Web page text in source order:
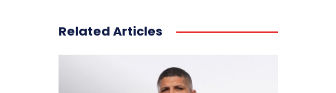
Related Articles